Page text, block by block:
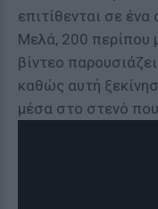
επιτίθενται σε
Μελά, 200 περίπου
βίντεο
καθώς αυτή
μέσα στο στενό